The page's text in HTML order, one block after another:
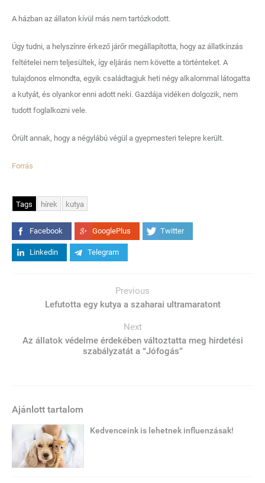
A házban az állaton kívül más nem tartózkodott.
Úgy tudni, a helyszínre érkező járőr megállapította, hogy az állatkínzás
feltételei nem teljesültek, így eljárás nem követte a történteket. A
tulajdonos elmondta, egyik családtagjuk heti négy alkalommal látogatta
a kutyát, és olyankor enni adott neki. Gazdája vidéken dolgozik, nem
tudott foglalkozni vele.
Örült annak, hogy a négylábú végül a gyepmesteri telepre került.
Forrás
Tags hírek kutya
Facebook GooglePlus Twitter
Linkedin Telegram
Previous
Lefutotta egy kutya a szaharai ultramaratont
Next
Az állatok védelme érdekében változtatta meg hirdetési
szabályzatát a “Jófogás”
Ajánlott tartalom
Kedvenceink is lehetnek influenzásak!